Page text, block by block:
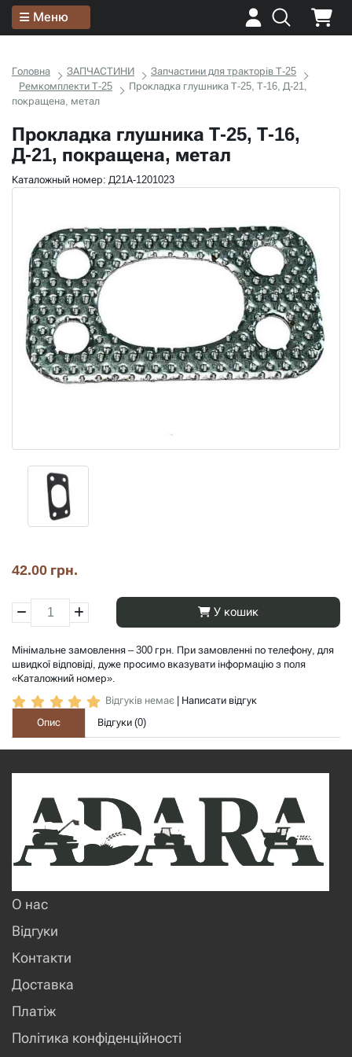
Меню
Головна ЗАПЧАСТИНИ
Запчастини для тракторів Т-25
Ремкомплекти Т-25
Прокладка глушника Т-25, Т-16, Д-21,
покращена, метал
Прокладка глушника Т-25, Т-16,
Д-21, покращена, метал
Каталожный номер: Д21А-1201023
42.00 грн.
У кошик
Мінімальне замовлення – 300 грн. При замовленні по телефону, для
швидкої відповіді, дуже просимо вказувати інформацію з поля
«Каталожний номер».
Відгуків немає
Написати відгук
Опис
Відгуки (0)
О нас
Відгуки
Контакти
Доставка
Платіж
Політика конфіденційності